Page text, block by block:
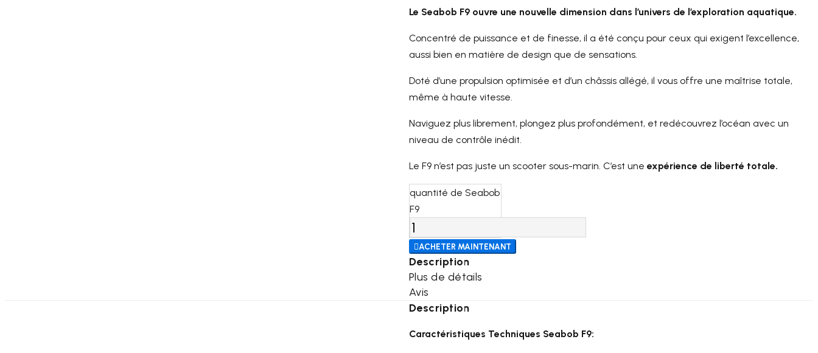
Le Seabob F9 ouvre une nouvelle dimension dans l’univers de l’exploration aquatique.
Concentré de puissance et de finesse, il a été conçu pour ceux qui exigent l’excellence,
aussi bien en matière de design que de sensations.
Doté d’une propulsion optimisée et d’un châssis allégé, il vous offre une maîtrise totale,
même à haute vitesse.
Naviguez plus librement, plongez plus profondément, et redécouvrez l’océan avec un
niveau de contrôle inédit.
Le F9 n’est pas juste un scooter sous-marin. C’est une expérience de liberté totale.
quantité de Seabob
F9
ACHETER MAINTENANT
Description
Plus de détails
Avis
Description
Caractéristiques Techniques Seabob F9: